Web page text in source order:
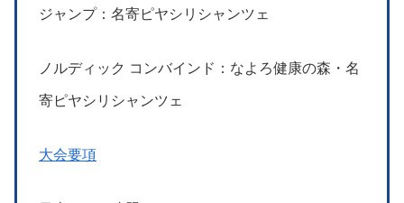
ジャンプ：名寄ピヤシリシャンツェ
ノルディック コンバインド：なよろ健康の森・名
寄ピヤシリシャンツェ
大会要項